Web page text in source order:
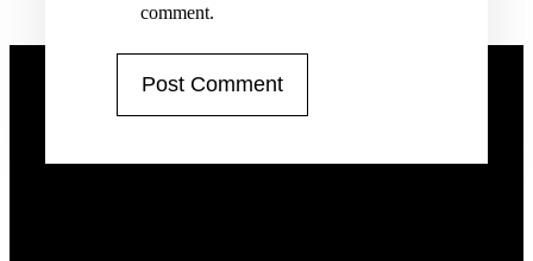
comment.